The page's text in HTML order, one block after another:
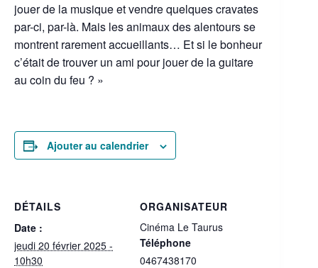
jouer de la musique et vendre quelques cravates
par-ci, par-là. Mais les animaux des alentours se
montrent rarement accueillants… Et si le bonheur
c’était de trouver un ami pour jouer de la guitare
au coin du feu ? »
Ajouter au calendrier
DÉTAILS
Date :
jeudi 20 février 2025 -
10h30
ORGANISATEUR
Cinéma Le Taurus
Téléphone
0467438170